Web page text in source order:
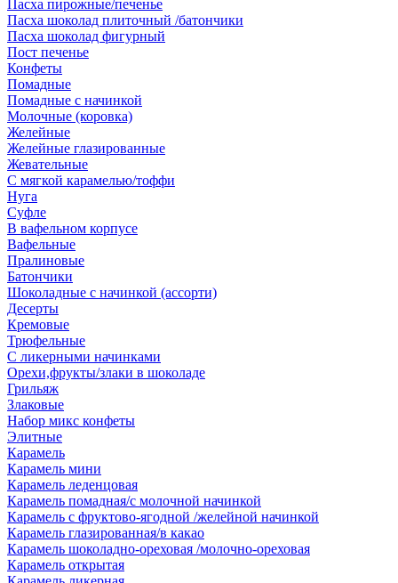
Пасха пирожные/печенье
Пасха шоколад плиточный /батончики
Пасха шоколад фигурный
Пост печенье
Конфеты
Помадные
Помадные с начинкой
Молочные (коровка)
Желейные
Желейные глазированные
Жевательные
С мягкой карамелью/тоффи
Нуга
Суфле
В вафельном корпусе
Вафельные
Пралиновые
Батончики
Шоколадные с начинкой (ассорти)
Десерты
Кремовые
Трюфельные
С ликерными начинками
Орехи,фрукты/злаки в шоколаде
Грильяж
Злаковые
Набор микс конфеты
Элитные
Карамель
Карамель мини
Карамель леденцовая
Карамель помадная/с молочной начинкой
Карамель с фруктово-ягодной /желейной начинкой
Карамель глазированная/в какао
Карамель шоколадно-ореховая /молочно-ореховая
Карамель открытая